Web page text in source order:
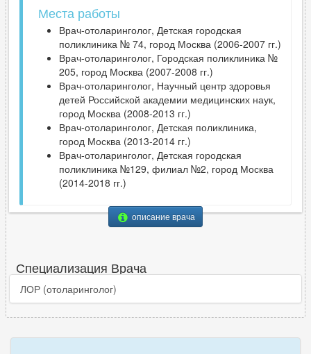
Места работы
Врач-отоларинголог, Детская городская
поликлиника № 74, город Москва (2006-2007 гг.)
Врач-отоларинголог, Городская поликлиника №
205, город Москва (2007-2008 гг.)
Врач-отоларинголог, Научный центр здоровья
детей Российской академии медицинских наук,
город Москва (2008-2013 гг.)
Врач-отоларинголог, Детская поликлиника,
город Москва (2013-2014 гг.)
Врач-отоларинголог, Детская городская
поликлиника №129, филиал №2, город Москва
(2014-2018 гг.)
описание врача
Специализация Врача
ЛОР (отоларинголог)